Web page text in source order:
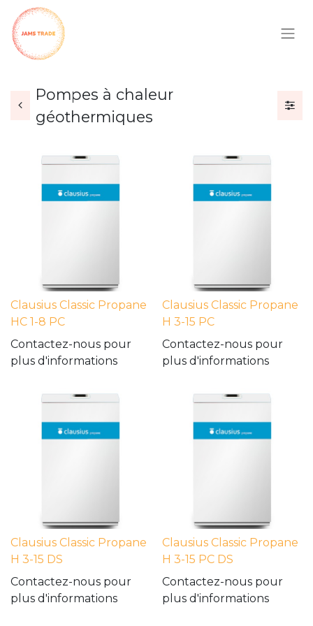
Pompes à chaleur
géothermiques
Clausius Classic Propane
HC 1-8 PC
Contactez-nous pour
plus d'informations
Clausius Classic Propane
H 3-15 PC
Contactez-nous pour
plus d'informations
Clausius Classic Propane
H 3-15 DS
Contactez-nous pour
plus d'informations
Clausius Classic Propane
H 3-15 PC DS
Contactez-nous pour
plus d'informations